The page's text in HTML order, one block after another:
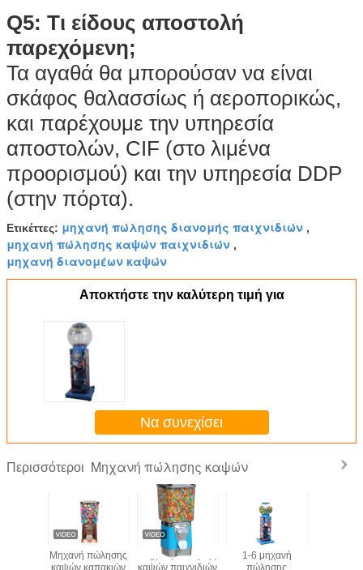
Q5: Τι είδους αποστολή
παρεχόμενη;
Τα αγαθά θα μπορούσαν να είναι
σκάφος θαλασσίως ή αεροπορικώς,
και παρέχουμε την υπηρεσία
αποστολών, CIF (στο λιμένα
προορισμού) και την υπηρεσία DDP
(στην πόρτα).
Ετικέττες: μηχανή πώλησης διανομής παιχνιδιών ,
μηχανή πώλησης καψών παιχνιδιών ,
μηχανή διανομέων καψών
Αποκτήστε την καλύτερη τιμή για
Να συνεχίσει
Περισσότεροι Μηχανή πώλησης καψών
Μηχανή πώλησης
Μηχανή πώλησης
1-6 μηχανή